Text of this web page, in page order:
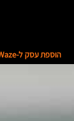
הוספת עסק ל-Waze איך מוסיפים עסק ל-Waze